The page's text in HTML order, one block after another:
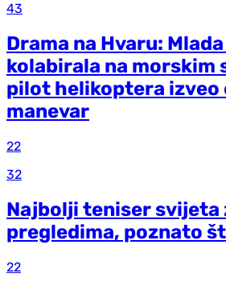
43
Drama na Hvaru:
kolabirala na morskim
pilot helikoptera izveo
manevar
22
32
Najbolji teniser svijeta
pregledima, poznato
22